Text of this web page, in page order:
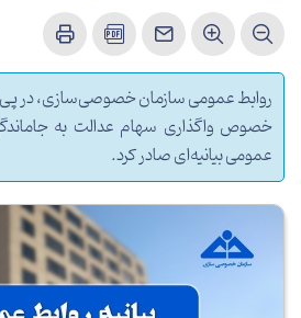
روابط عمومی سازمان خصوصی‌سازی، در پی
خصوص واگذاری سهام عدالت به
عمومی بیانیه‌ای صادر کرد.